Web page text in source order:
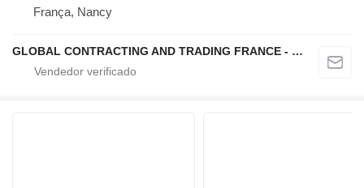
França, Nancy
GLOBAL CONTRACTING AND TRADING FRANCE - GCTF